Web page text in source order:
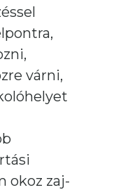
várni,
okoz zaj-